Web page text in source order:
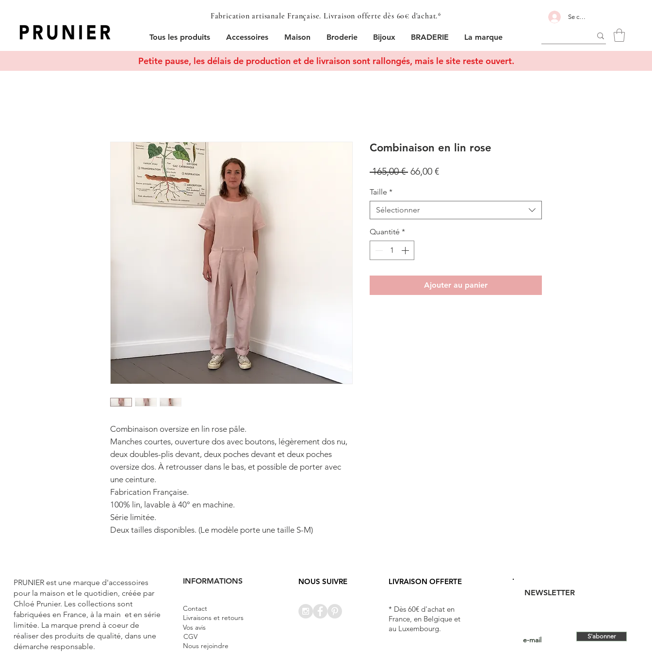
Fabrication artisanale Française. Livraison offerte dès 60€ d'achat.*
Tous les produits Accessoires Maison Broderie Bijoux BRADERIE La marque
Se connecter
Petite pause, les délais de production et de livraison sont rallongés, mais le site reste ouvert.
Combinaison oversize en lin rose pâle.
Manches courtes, ouverture dos avec boutons, légèrement dos nu,
deux doubles-plis devant, deux poches devant et deux poches
oversize dos. À retrousser dans le bas, et possible de porter avec
une ceinture.
Fabrication Française.
100% lin, lavable à 40° en machine.
Série limitée.
Deux tailles disponibles. (Le modèle porte une taille S-M)
Combinaison en lin rose
165,00 € Prix
66,00 €Prix
Taille *
Sélectionner
Quantité *
Ajouter au panier
PRUNIER est une marque d'accessoires
pour la maison et le quotidien, créée par
Chloé Prunier. Les collections sont
fabriquées en France, à la main et en série
limitée. La marque prend à coeur de
réaliser des produits de qualité, dans une
démarche responsable.
INFORMATIONS
Contact
Livraisons et retours
Vos avis
CGV
Nous rejoindre
NOUS SUIVRE LIVRAISON OFFERTE
* Dès 60€ d'achat en
France, en Belgique et
au Luxembourg.
NEWSLETTER
S'abonner